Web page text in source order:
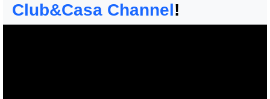
Club&Casa Channel!